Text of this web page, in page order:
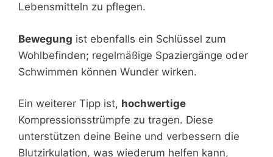
Lebensmitteln zu pflegen.
Bewegung ist ebenfalls ein Schlüssel zum
Wohlbefinden; regelmäßige Spaziergänge oder
Schwimmen können Wunder wirken.
Ein weiterer Tipp ist, hochwertige
Kompressionsstrümpfe zu tragen. Diese
unterstützen deine Beine und verbessern die
Blutzirkulation, was wiederum helfen kann,